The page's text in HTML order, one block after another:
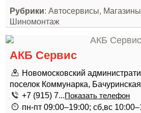
Рубрики: Автосервисы, Магазины
Шиномонтаж
АКБ Сервис
Новомосковский
поселок Коммунарка,
+7 (915) 7...Показать телефон
пн-пт 09:00–19:00; сб,вс